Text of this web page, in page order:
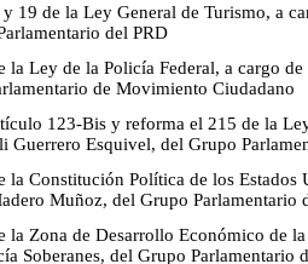
19 de la Ley General de Turismo, a
del PRD
la Ley de la Policía Federal, a cargo
de Movimiento Ciudadano
123-Bis y reforma el 215 de la
Guerrero Esquivel, del Grupo
la Constitución Política de los Estados
Muñoz, del Grupo Parlamentario
la Zona de Desarrollo Económico de
Soberanes, del Grupo Parlamentario